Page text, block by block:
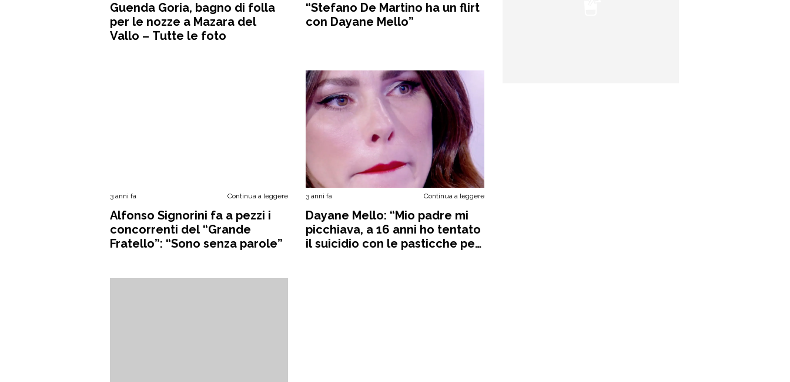
Guenda Goria, bagno di folla
per le nozze a Mazara del
Vallo – Tutte le foto
“Stefano De Martino ha un flirt
con Dayane Mello”
3 anni fa Continua a leggere
Alfonso Signorini fa a pezzi i
concorrenti del “Grande
Fratello”: “Sono senza parole”
3 anni fa Continua a leggere
Dayane Mello: “Mio padre mi
picchiava, a 16 anni ho tentato
il suicidio con le pasticche per